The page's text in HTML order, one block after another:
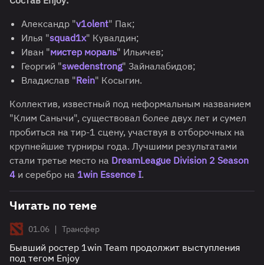
Александр "v1olent" Пак;
Илья "squad1x" Кувалдин;
Иван "мистер мораль" Ильичев;
Георгий "swedenstrong" Зайналабидов;
Владислав "Rein" Косыгин.
Коллектив, известный под неформальным названием
"Клим Санычи", существовал более двух лет и сумел
пробиться на тир-1 сцену, участвуя в отборочных на
крупнейшие турниры года. Лучшими результатами
стали третье место на DreamLeague Division 2 Season
4 и серебро на 1win Essence I.
Читать по теме
01.06 | Трансфер
Бывший ростер 1win Team продолжит выступления
под тегом Enjoy